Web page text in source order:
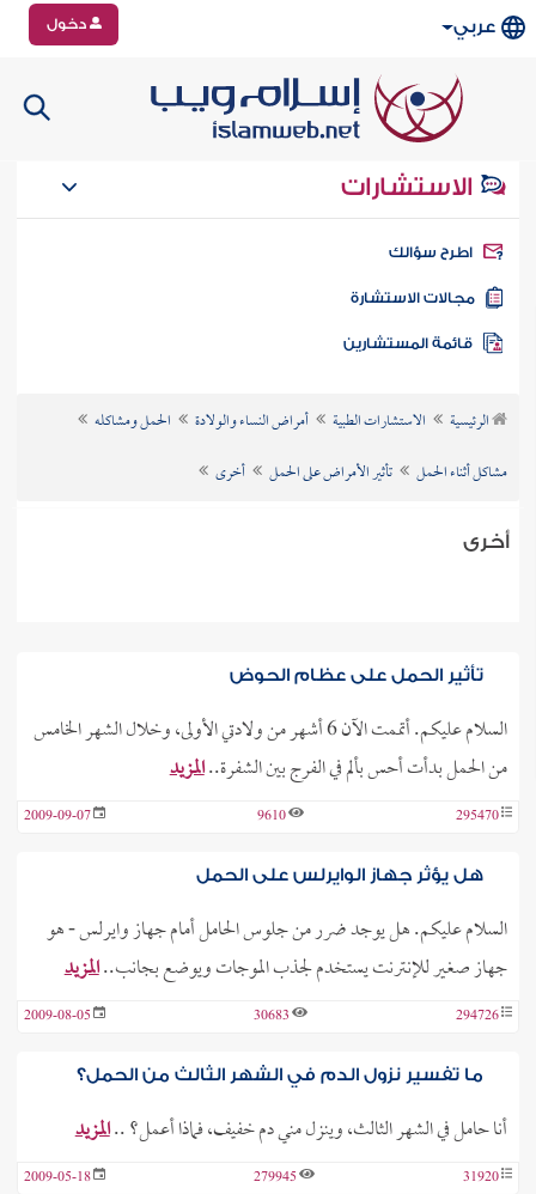
عربي دخول
الاستشارات
سؤالك
الاستشارة
الرئيسية الاستشارات الطبية أمراض النساء والولادة
الحمل ومشاكله
مشاكل أثناء الحمل
تأثير الأمراض على الحمل أخرى
أخرى
تأثير الحمل على عظام الحوض
السلام عليكم. أتممت الآن 6 أشهر من ولادتي الأولى، وخلال الشهر الخامس
من الحمل بدأت أحس بألم في الفرج بين الشفرة..المزيد
295470
9610
2009-09-07
هل يؤثر جهاز الوايرلس على الحمل
السلام عليكم. هل يوجد ضرر من جلوس الحامل أمام جهاز وايرلس - هو
جهاز صغير للإنترنت يستخدم لجذب الموجات ويوضع بجانب..المزيد
294726
30683
2009-08-05
ما تفسير نزول الدم في الشهر الثالث من الحمل؟
أنا حامل في الشهر الثالث، وينزل مني دم خفيف، فماذا أعمل؟ ..المزيد
31920
279945
2009-05-18